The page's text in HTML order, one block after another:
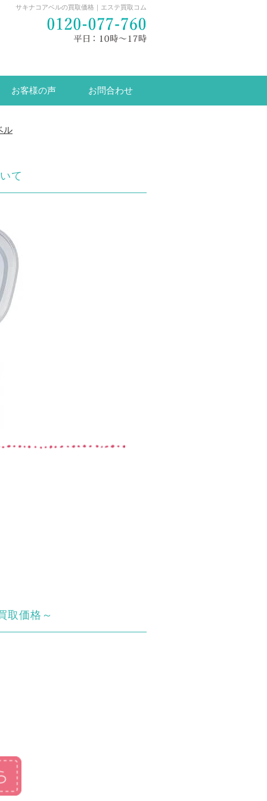
サキナコアベルの買取価格｜エステ買取コム
お客様の声 お問合わせ
ル
て
取価格～